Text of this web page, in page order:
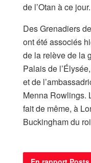
de l’Otan à ce jour.
Des Grenadiers
ont été associés
de la relève de la
Palais de
et de
Menna Rowlings.
fait de même, à
Buckingham du